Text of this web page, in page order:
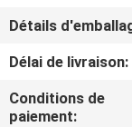
CONTRÔLE
DE
QUALITÉ
Détails
Délai de livraison:
Conditions de
paiement: